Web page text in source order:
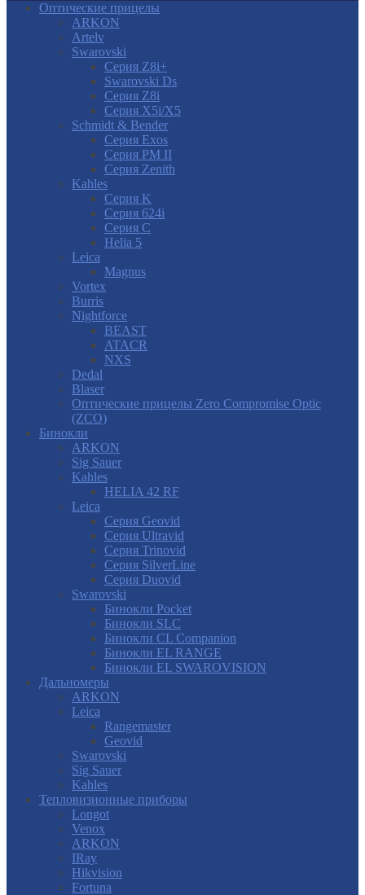
Оптические прицелы
ARKON
Artelv
Swarovski
Серия Z8i+
Swarovski Ds
Серия Z8i
Серия X5i/X5
Schmidt & Bender
Серия Exos
Серия PM II
Cерия Zenith
Kahles
Серия K
Серия 624i
Серия С
Helia 5
Leica
Magnus
Vortex
Burris
Nightforce
BEAST
ATACR
NXS
Dedal
Blaser
Оптические прицелы Zero Compromise Optic
(ZCO)
Бинокли
ARKON
Sig Sauer
Kahles
HELIA 42 RF
Leica
Серия Geovid
Серия Ultravid
Серия Trinovid
Серия SilverLine
Серия Duovid
Swarovski
Бинокли Pocket
Бинокли SLC
Бинокли CL Companion
Бинокли EL RANGE
Бинокли EL SWAROVISION
Дальномеры
ARKON
Leica
Rangemaster
Geovid
Swarovski
Sig Sauer
Kahles
Тепловизионные приборы
Longot
Venox
ARKON
IRay
Hikvision
Fortuna